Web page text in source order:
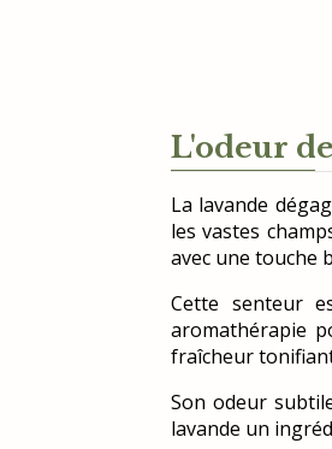
L'odeur
La lavande
les vastes
avec une touche
Cette senteur
aromathérapie
fraîcheur
Son odeur
lavande un